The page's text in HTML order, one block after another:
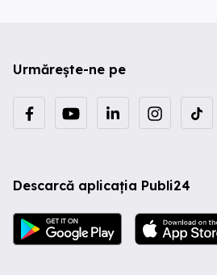
Urmărește-ne pe
Descarcă aplicația Publi24